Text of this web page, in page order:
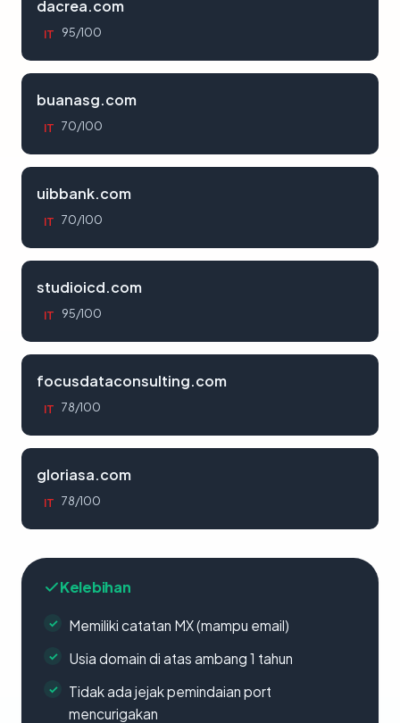
dacrea.com
IT 95/100
buanasg.com
IT 70/100
uibbank.com
IT 70/100
studioicd.com
IT 95/100
focusdataconsulting.com
IT 78/100
gloriasa.com
IT 78/100
Kelebihan
Memiliki catatan MX (mampu email)
Usia domain di atas ambang 1 tahun
Tidak ada jejak pemindaian port
mencurigakan